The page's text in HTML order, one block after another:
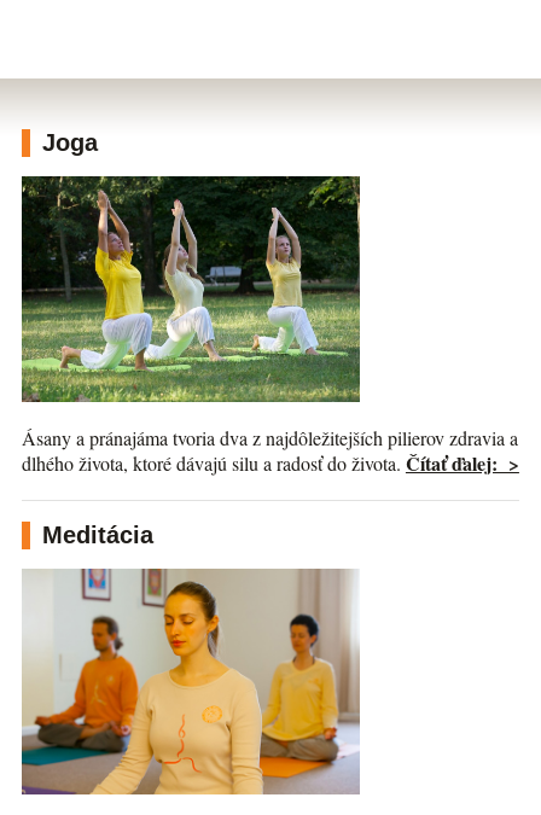
Joga
Ásany a pránajáma tvoria dva z najdôležitejších pilierov zdravia a
dlhého života, ktoré dávajú silu a radosť do života. Čítať ďalej: >
Meditácia